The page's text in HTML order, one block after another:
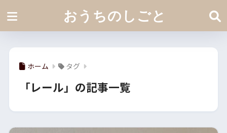
おうちのしごと
ホーム タグ
「レール」の記事一覧